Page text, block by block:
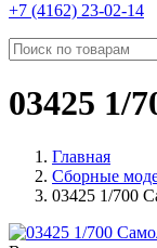
+7 (4162) 23-02-14
03425 1/
Главная
Сборные
03425 1/700